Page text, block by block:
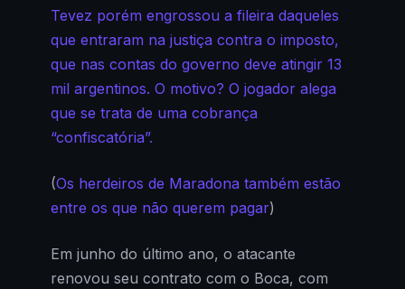
Tevez porém engrossou a fileira daqueles
que entraram na justiça contra o imposto,
que nas contas do governo deve atingir 13
mil argentinos. O motivo? O jogador alega
que se trata de uma cobrança
“confiscatória”.
(Os herdeiros de Maradona também estão
entre os que não querem pagar)
Em junho do último ano, o atacante
renovou seu contrato com o Boca, com